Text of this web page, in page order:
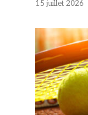
15 juillet 2026